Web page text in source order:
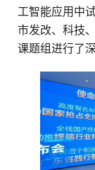
工智能应用中
市发改、科技
课题组进行了